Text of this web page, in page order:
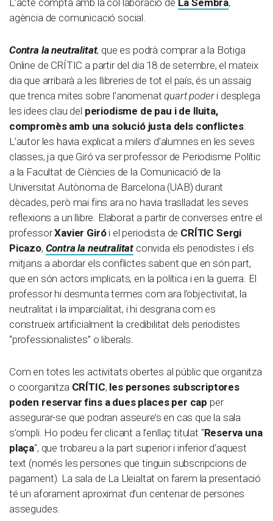
L’acte compta amb la col·laboració de La Sembra,
agència de comunicació social.
Contra la neutralitat, que es podrà comprar a la Botiga
Online de CRÍTIC a partir del dia 18 de setembre, el mateix
dia que arribarà a les llibreries de tot el país, és un assaig
que trenca mites sobre l’anomenatquart poderi desplega
les idees clau del periodisme de pau i de lluita,
compromès amb una solució justa dels conflictes.
L’autor les havia explicat a milers d’alumnes en les seves
classes, ja que Giró va ser professor de Periodisme Polític
a la Facultat de Ciències de la Comunicació de la
Universitat Autònoma de Barcelona (UAB) durant
dècades, però mai fins ara no havia traslladat les seves
reflexions a un llibre. Elaborat a partir de converses entre el
professorXavier Girói el periodista de CRÍTIC Sergi
Picazo, Contra la neutralitat convida els periodistes i els
mitjans a abordar els conflictes sabent que en són part,
que en són actors implicats, en la política i en la guerra. El
professor hi desmunta termes com ara l’objectivitat, la
neutralitat i la imparcialitat, i hi desgrana com es
construeix artificialment la credibilitat dels periodistes
“professionalistes” o liberals.
Com en totes les activitats obertes al públic que organitza
o coorganitza CRÍTIC, les persones subscriptores
poden reservar fins a dues places per cap per
assegurar-se que podran asseure’s en cas que la sala
s’ompli. Ho podeu fer clicant a l’enllaç titulat “Reserva una
plaça“, que trobareu a la part superior i inferior d’aquest
text (només les persones que tinguin subscripcions de
pagament). La sala de La Lleialtat on farem la presentació
té un aforament aproximat d’un centenar de persones
assegudes.